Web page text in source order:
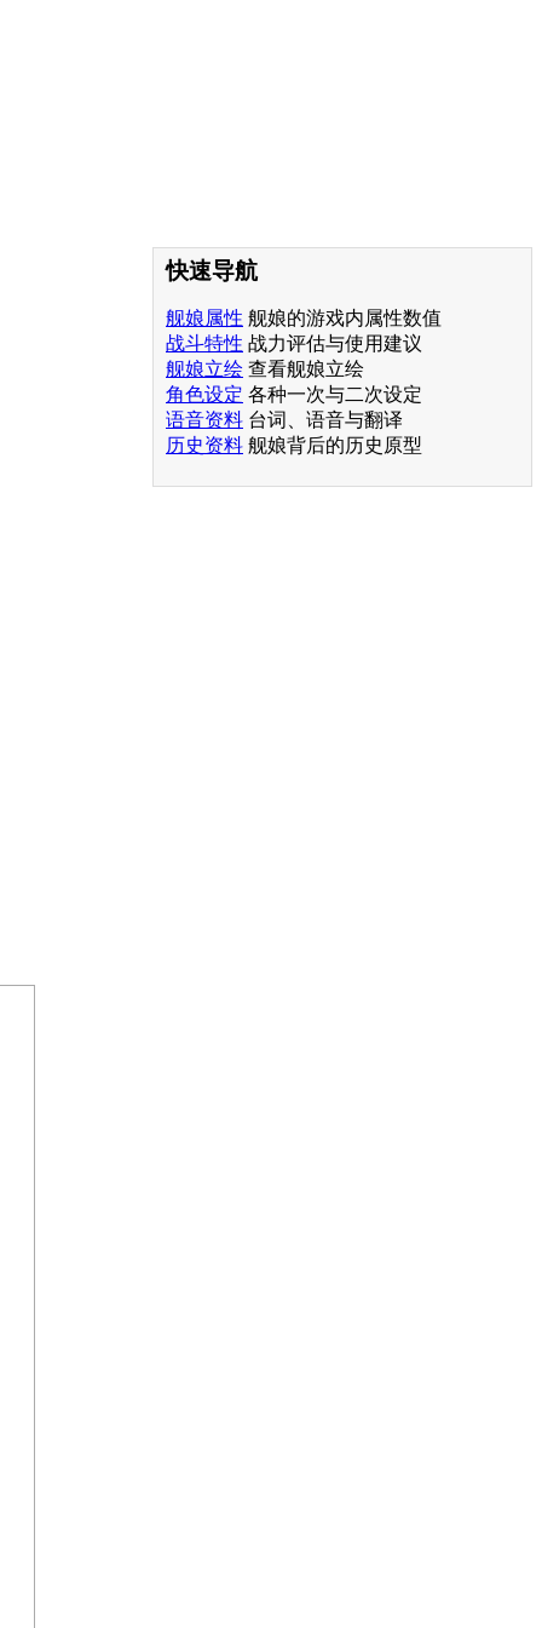
快速导航
舰娘属性 舰娘的游戏内属性数值
战斗特性 战力评估与使用建议
舰娘立绘 查看舰娘立绘
角色设定 各种一次与二次设定
语音资料 台词、语音与翻译
历史资料 舰娘背后的历史原型